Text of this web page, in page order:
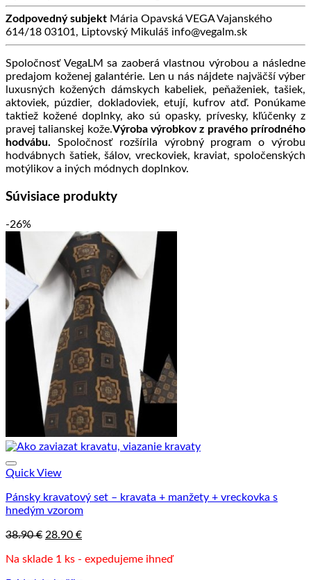
Zodpovedný subjekt Mária Opavská VEGA Vajanského
614/18 03101, Liptovský Mikuláš info@vegalm.sk
Spoločnosť VegaLM sa zaoberá vlastnou výrobou a následne
predajom koženej galantérie. Len u nás nájdete najväčší výber
luxusných kožených dámskych kabeliek, peňaženiek, tašiek,
aktoviek, púzdier, dokladoviek, etují, kufrov atď. Ponúkame
taktiež kožené doplnky, ako sú opasky, prívesky, kľúčenky z
pravej talianskej kože.Výroba výrobkov z pravého prírodného
hodvábu. Spoločnosť rozšírila výrobný program o výrobu
hodvábnych šatiek, šálov, vreckoviek, kraviat, spoločenských
motýlikov a iných módnych doplnkov.
Súvisiace produkty
-26%
Quick View
Pánsky kravatový set – kravata + manžety + vreckovka s
hnedým vzorom
38.90€ Pôvodná
bola:
28.90 €Aktuálna
je:
Na sklade 1 ks - expedujeme ihneď